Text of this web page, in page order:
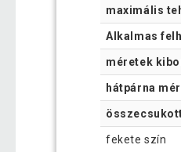
maximális
Alkalmas
méretek
hátpárna
fekete szín